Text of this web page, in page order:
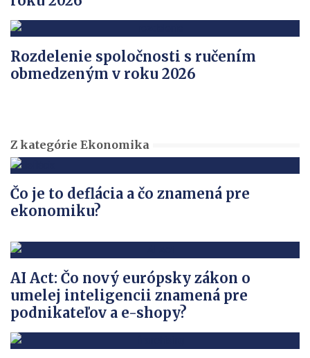
Rozdelenie spoločnosti s ručením
obmedzeným v roku 2026
Z kategórie Ekonomika
Čo je to deflácia a čo znamená pre
ekonomiku?
AI Act: Čo nový európsky zákon o
umelej inteligencii znamená pre
podnikateľov a e-shopy?